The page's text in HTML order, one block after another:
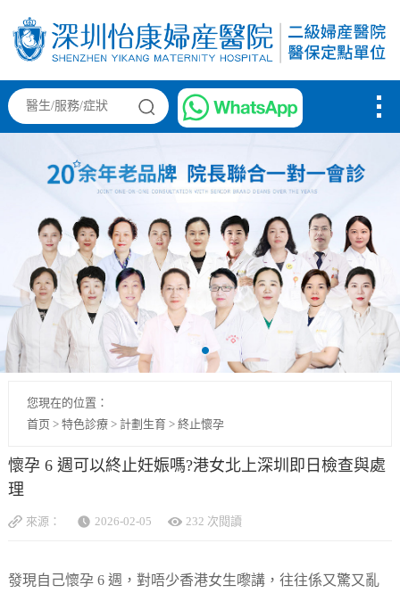
您現在的位置：
首页 > 特色診療> 計劃生育> 終止懷孕
懷孕 6 週可以終止妊娠嗎?港女北上深圳即日檢查與處
理
來源： 2026-02-05 232 次閱讀
發現自己懷孕 6 週，對唔少香港女生嚟講，往往係又驚又亂